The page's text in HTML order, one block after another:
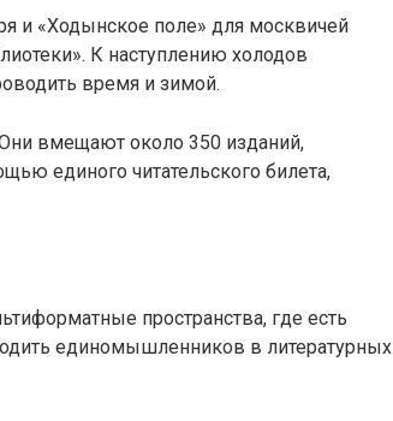
и «Ходынское поле» для москвичей
К наступлению холодов
время и зимой.
вмещают около 350 изданий,
единого читательского билета,
пространства, где есть
единомышленников в литературных